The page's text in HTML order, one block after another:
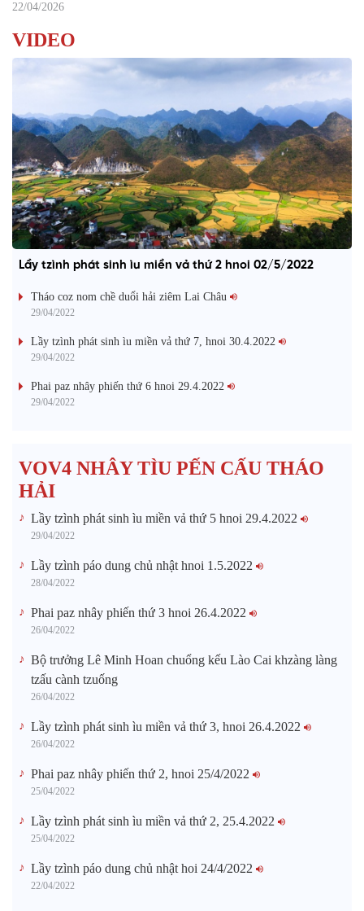
22/04/2026
VIDEO
Lầy tzình phát sinh ìu miền vả thứ 2 hnoi 02/5/2022
Tháo coz nom chề duổi hải ziêm Lai Châu
29/04/2022
Lầy tzình phát sinh ìu miền vả thứ 7, hnoi 30.4.2022
29/04/2022
Phai paz nhây phiến thứ 6 hnoi 29.4.2022
29/04/2022
VOV4 NHÂY TÌU PẾN CẤU THÁO
HẢI
Lầy tzình phát sinh ìu miền vả thứ 5 hnoi 29.4.2022
29/04/2022
Lầy tzình páo dung chủ nhật hnoi 1.5.2022
28/04/2022
Phai paz nhây phiến thứ 3 hnoi 26.4.2022
26/04/2022
Bộ trưởng Lê Minh Hoan chuổng kếu Lào Cai khzàng làng
tzấu cành tzuống​
26/04/2022
Lầy tzình phát sinh ìu miền vả thứ 3, hnoi 26.4.2022
26/04/2022
Phai paz nhây phiến thứ 2, hnoi 25/4/2022
25/04/2022
Lầy tzình phát sinh ìu miền vả thứ 2, 25.4.2022
25/04/2022
Lầy tzình páo dung chủ nhật hoi 24/4/2022
22/04/2022